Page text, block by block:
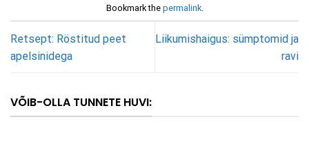
Bookmark the permalink.
Retsept: Röstitud peet
apelsinidega
Liikumishaigus: sümptomid ja
ravi
VÕIB-OLLA TUNNETE HUVI: